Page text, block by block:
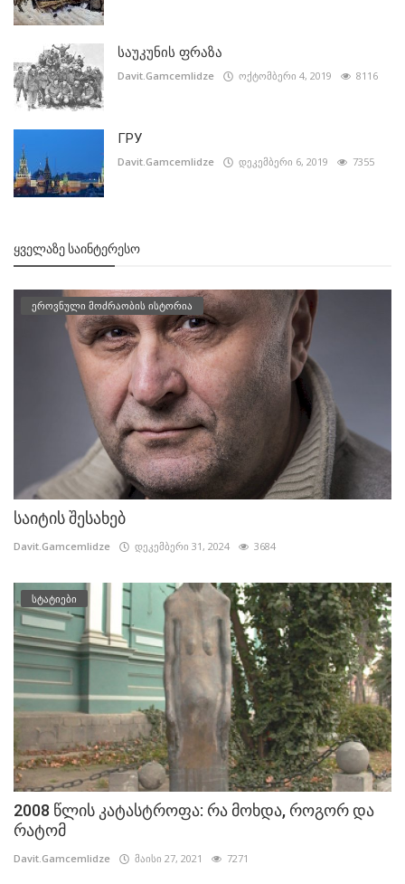
საუკუნის ფრაზა
Davit.Gamcemlidze ოქტომბერი 4, 2019 8116
ГРУ
Davit.Gamcemlidze დეკემბერი 6, 2019 7355
ᲧᲕᲔᲚᲐᲖᲔ ᲡᲐᲘᲜᲢᲔᲠᲔᲡᲝ
ეროვნული მოძრაობის ისტორია
საიტის შესახებ
Davit.Gamcemlidze დეკემბერი 31, 2024 3684
სტატიები
2008 წლის კატასტროფა: რა მოხდა, როგორ და
რატომ
Davit.Gamcemlidze მაისი 27, 2021 7271